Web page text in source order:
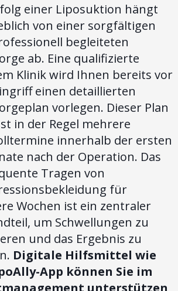
einer Liposuktion hängt
von einer sorgfältigen
begleiteten
ab. Eine qualifizierte
Klinik wird Ihnen bereits vor
einen detaillierten
vorlegen. Dieser Plan
in der Regel mehrere
innerhalb der ersten
nach der Operation. Das
Tragen von
für
Wochen ist ein zentraler
um Schwellungen zu
und das Ergebnis zu
Digitale Hilfsmittel wie
App können Sie im
unterstützen